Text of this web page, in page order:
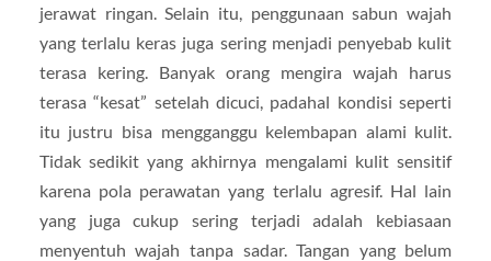
jerawat ringan. Selain itu, penggunaan sabun wajah
yang terlalu keras juga sering menjadi penyebab kulit
terasa kering. Banyak orang mengira wajah harus
terasa “kesat” setelah dicuci, padahal kondisi seperti
itu justru bisa mengganggu kelembapan alami kulit.
Tidak sedikit yang akhirnya mengalami kulit sensitif
karena pola perawatan yang terlalu agresif. Hal lain
yang juga cukup sering terjadi adalah kebiasaan
menyentuh wajah tanpa sadar. Tangan yang belum